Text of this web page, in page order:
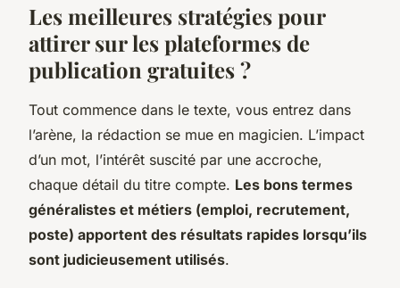
Les meilleures stratégies pour
attirer sur les plateformes de
publication gratuites ?
Tout commence dans le texte, vous entrez dans
l’arène, la rédaction se mue en magicien. L’impact
d’un mot, l’intérêt suscité par une accroche,
chaque détail du titre compte. Les bons termes
généralistes et métiers (emploi, recrutement,
poste) apportent des résultats rapides lorsqu’ils
sont judicieusement utilisés.